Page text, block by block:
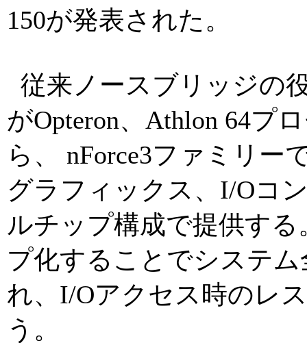
150が発表された。
従来ノースブリッジの
がOpteron、Athlon 64プ
ら、 nForce3ファミリー
グラフィックス、I/Oコ
ルチップ構成で提供す
プ化することでシステ
れ、I/Oアクセス時のレ
う。